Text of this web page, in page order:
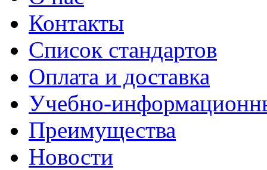
Контакты
Список стандартов
Оплата и доставка
Учебно-
Преимущества
Новости